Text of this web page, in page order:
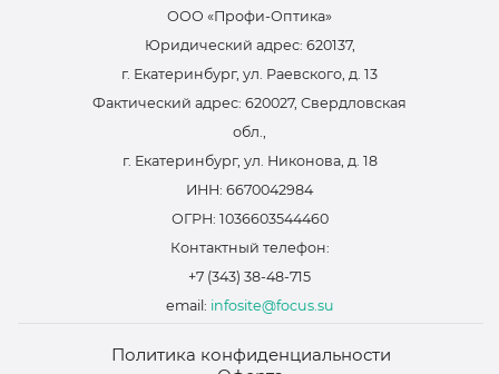
ООО «Профи-Оптика»
Юридический адрес: 620137,
г. Екатеринбург, ул. Раевского, д. 13
Фактический адрес: 620027, Свердловская
обл.,
г. Екатеринбург, ул. Никонова, д. 18
ИНН: 6670042984
ОГРН: 1036603544460
Контактный телефон:
+7 (343) 38-48-715
email: infosite@focus.su
Политика конфиденциальности